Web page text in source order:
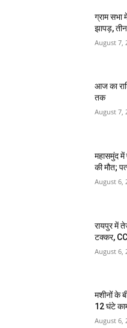
ग्राम सभा
झापड़,
August 7,
आज का
तक
August 7,
महासमुंद में
की मौत;
August 6,
रायपुर में
टक्कर,
August 6,
मशीनों के
12 घंटे
August 6,